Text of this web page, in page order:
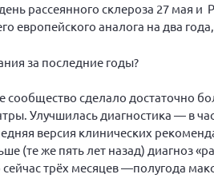
рассеянного склероза 27 мая и
европейского аналога на два
за последние годы?
сделало достаточно
Улучшилась диагностика — в
версия клинических
(те же пять лет назад) диагноз
трёх месяцев —полугода